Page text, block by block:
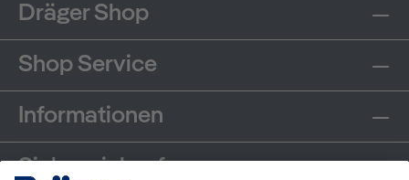
Dräger Shop
Shop Service
Informationen
Sicher einkaufen